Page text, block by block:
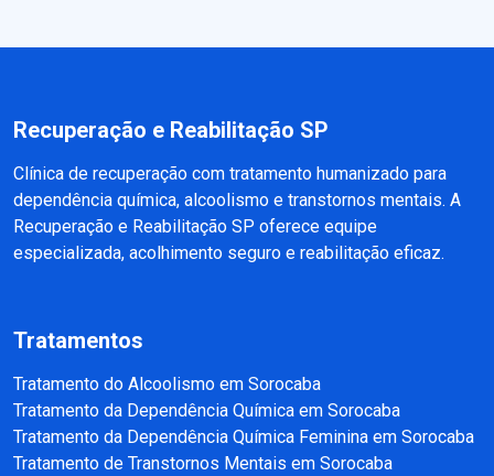
Recuperação e Reabilitação SP
Clínica de recuperação com tratamento humanizado para
dependência química, alcoolismo e transtornos mentais. A
Recuperação e Reabilitação SP oferece equipe
especializada, acolhimento seguro e reabilitação eficaz.
Tratamentos
Tratamento do Alcoolismo em Sorocaba
Tratamento da Dependência Química em Sorocaba
Tratamento da Dependência Química Feminina em Sorocaba
Tratamento de Transtornos Mentais em Sorocaba